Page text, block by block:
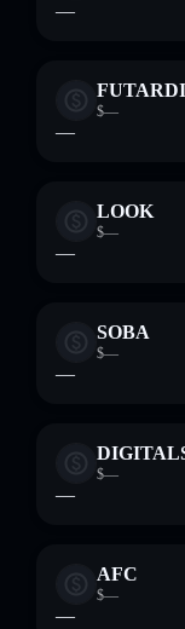
—
$—
—
LOOK
$—
—
SOBA
$—
—
$—
—
AFC
$—
—